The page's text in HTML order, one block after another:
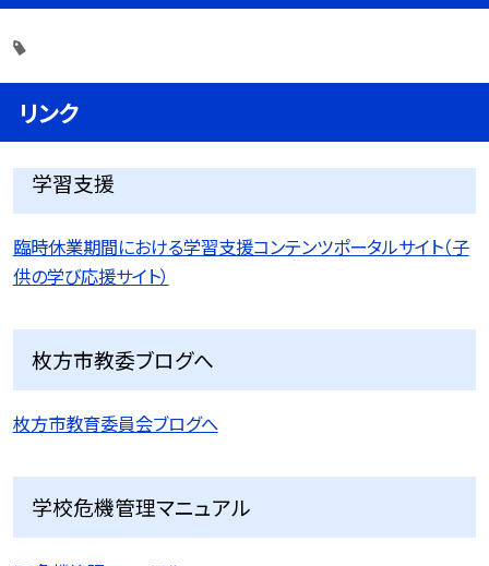
リンク
学習支援
臨時休業期間における学習支援コンテンツポータルサイト（子
供の学び応援サイト）
枚方市教委ブログへ
枚方市教育委員会ブログへ
学校危機管理マニュアル